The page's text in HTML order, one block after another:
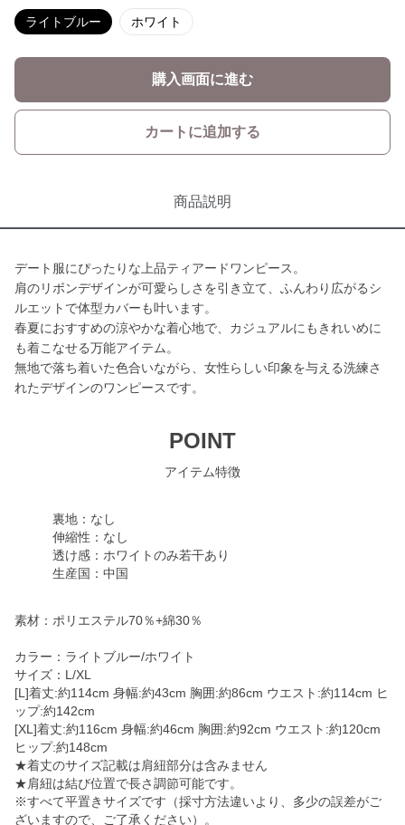
ライトブルー ホワイト
購入画面に進む
カートに追加する
商品説明
デート服にぴったりな上品ティアードワンピース。
肩のリボンデザインが可愛らしさを引き立て、ふんわり広がるシ
ルエットで体型カバーも叶います。
春夏におすすめの涼やかな着心地で、カジュアルにもきれいめに
も着こなせる万能アイテム。
無地で落ち着いた色合いながら、女性らしい印象を与える洗練さ
れたデザインのワンピースです。
POINT
アイテム特徴
裏地：なし
伸縮性：なし
透け感：ホワイトのみ若干あり
生産国：中国
素材：ポリエステル70％+綿30％
カラー：ライトブルー/ホワイト
サイズ：L/XL
[L]着丈:約114cm 身幅:約43cm 胸囲:約86cm ウエスト:約114cm ヒ
ップ:約142cm
[XL]着丈:約116cm 身幅:約46cm 胸囲:約92cm ウエスト:約120cm
ヒップ:約148cm
★着丈のサイズ記載は肩紐部分は含みません
★肩紐は結び位置で長さ調節可能です。
※すべて平置きサイズです（採寸方法違いより、多少の誤差がご
ざいますので、ご了承ください）。